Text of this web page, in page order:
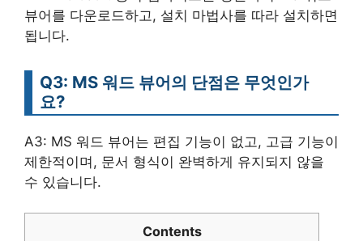
뷰어를 다운로드하고, 설치 마법사를 따라 설치하면
됩니다.
Q3: MS 워드 뷰어의 단점은 무엇인가
요?
A3: MS 워드 뷰어는 편집 기능이 없고, 고급 기능이
제한적이며, 문서 형식이 완벽하게 유지되지 않을
수 있습니다.
Contents